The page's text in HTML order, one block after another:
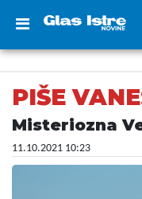
PIŠE
Misteriozna
11.10.2021 10:23